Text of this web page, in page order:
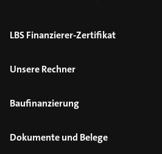
LBS Finanzierer-Zertifikat
Unsere Rechner
Baufinanzierung
Dokumente und Belege